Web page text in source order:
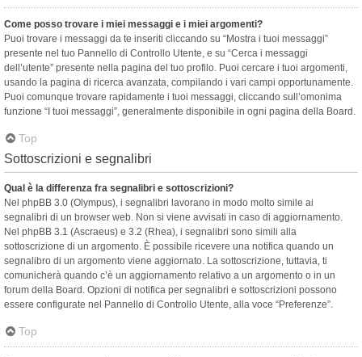
Come posso trovare i miei messaggi e i miei argomenti?
Puoi trovare i messaggi da te inseriti cliccando su “Mostra i tuoi messaggi”
presente nel tuo Pannello di Controllo Utente, e su “Cerca i messaggi
dell’utente” presente nella pagina del tuo profilo. Puoi cercare i tuoi argomenti,
usando la pagina di ricerca avanzata, compilando i vari campi opportunamente.
Puoi comunque trovare rapidamente i tuoi messaggi, cliccando sull’omonima
funzione “I tuoi messaggi”, generalmente disponibile in ogni pagina della Board.
Top
Sottoscrizioni e segnalibri
Qual è la differenza fra segnalibri e sottoscrizioni?
Nel phpBB 3.0 (Olympus), i segnalibri lavorano in modo molto simile ai
segnalibri di un browser web. Non si viene avvisati in caso di aggiornamento.
Nel phpBB 3.1 (Ascraeus) e 3.2 (Rhea), i segnalibri sono simili alla
sottoscrizione di un argomento. È possibile ricevere una notifica quando un
segnalibro di un argomento viene aggiornato. La sottoscrizione, tuttavia, ti
comunicherà quando c’è un aggiornamento relativo a un argomento o in un
forum della Board. Opzioni di notifica per segnalibri e sottoscrizioni possono
essere configurate nel Pannello di Controllo Utente, alla voce “Preferenze”.
Top